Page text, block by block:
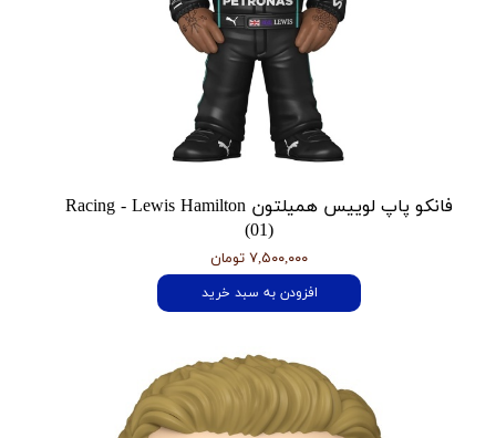
فانکو پاپ لوییس همیلتون Racing - Lewis Hamilton
(01)
۷,۵۰۰,۰۰۰ تومان
افزودن به سبد خرید